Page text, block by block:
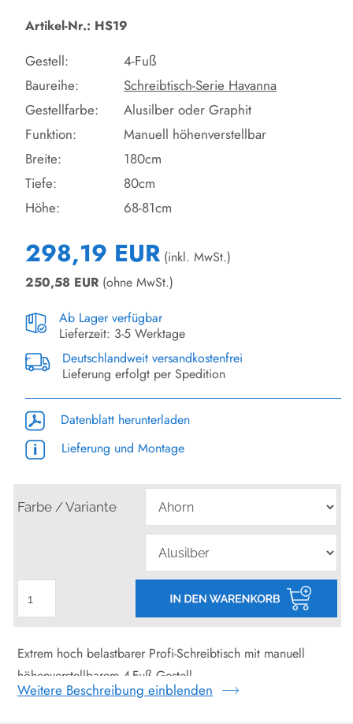
Artikel-Nr.: HS19
Gestell:
4-Fuß
Baureihe:
Schreibtisch-Serie Havanna
Gestellfarbe:
Alusilber oder Graphit
Funktion:
Manuell höhenverstellbar
Breite:
180cm
Tiefe:
80cm
Höhe:
68-81cm
298,19 EUR (inkl. MwSt.)
250,58 EUR (ohne MwSt.)
Ab Lager verfügbar
Lieferzeit: 3-5 Werktage
Deutschlandweit versandkostenfrei
Lieferung erfolgt per Spedition
Datenblatt herunterladen
Lieferung und Montage
Farbe / Variante
Extrem hoch belastbarer Profi-Schreibtisch mit manuell
höhenverstellbarem 4-Fuß Gestell.
Weitere Beschreibung einblenden